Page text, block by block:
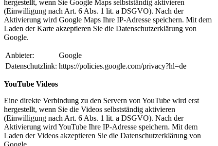
hergestellt, wenn Sie Google Maps selbstständig aktivieren
(Einwilligung nach Art. 6 Abs. 1 lit. a DSGVO). Nach der
Aktivierung wird Google Maps Ihre IP-Adresse speichern. Mit dem
Laden der Karte akzeptieren Sie die Datenschutzerklärung von
Google.
Anbieter:
Google
Datenschutzlink: https://policies.google.com/privacy?hl=de
YouTube Videos
Eine direkte Verbindung zu den Servern von YouTube wird erst
hergestellt, wenn Sie die Videos selbstständig aktivieren
(Einwilligung nach Art. 6 Abs. 1 lit. a DSGVO). Nach der
Aktivierung wird YouTube Ihre IP-Adresse speichern. Mit dem
Laden der Videos akzeptieren Sie die Datenschutzerklärung von
Google.